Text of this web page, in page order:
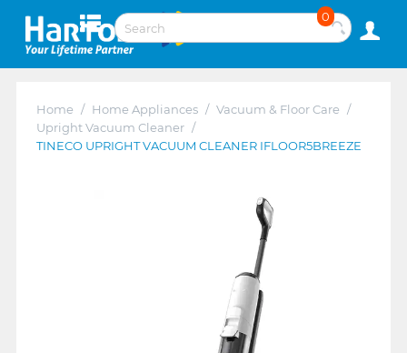
0
Home / Home Appliances / Vacuum & Floor Care /
Upright Vacuum Cleaner /
TINECO UPRIGHT VACUUM CLEANER IFLOOR5BREEZE